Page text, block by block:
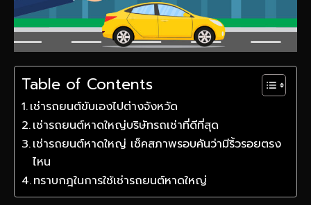
Table of Contents
เช่ารถยนต์ขับเองไปต่างจังหวัด
เช่ารถยนต์หาดใหญ่บริษัทรถเช่าที่ดีที่สุด
เช่ารถยนต์หาดใหญ่ เช็คสภาพรอบคันว่ามีริ้วรอยตรง
ไหน
ทราบกฎในการใช้เช่ารถยนต์หาดใหญ่